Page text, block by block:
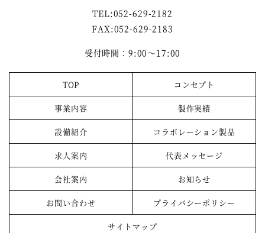
TEL:052-629-2182
FAX:052-629-2183
受付時間：9:00～17:00
TOP コンセプト
事業内容 製作実績
設備紹介 コラボレーション製品
求人案内 代表メッセージ
会社案内 お知らせ
お問い合わせ プライバシーポリシー
サイトマップ